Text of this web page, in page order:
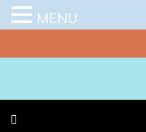
to
MENU